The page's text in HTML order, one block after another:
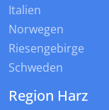
Italien
Norwegen
Riesengebirge
Schweden
Region Harz